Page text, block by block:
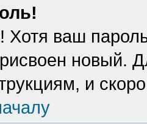
Хотя ваш
новый.
и